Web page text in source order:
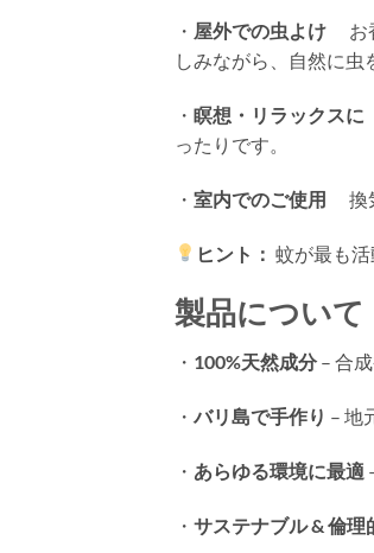
・ 屋外での虫よけ お
しみながら、自然に虫
・ 瞑想・リラックスに
ったりです。
・ 室内でのご使用 換
ヒント： 蚊が最も
製品について
・ 100%天然成分– 合
・ バリ島で手作り – 地
・ あらゆる環境に最適
・ サステナブル & 倫理